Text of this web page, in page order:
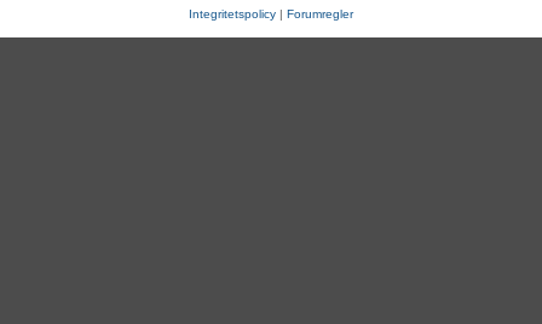
Integritetspolicy | Forumregler